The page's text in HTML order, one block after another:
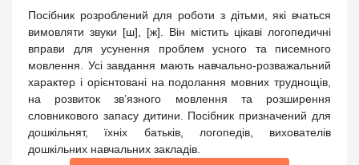
Посібник розроблений для роботи з дітьми, які вчаться
вимовляти звуки [ш], [ж]. Він містить цікаві логопедичні
вправи для усунення проблем усного та писемного
мовлення. Усі завдання мають навчально-розважальний
характер і орієнтовані на подолання мовних труднощів,
на розвиток зв’язного мовлення та розширення
словникового запасу дитини. Посібник призначений для
дошкільнят, їхніх батьків, логопедів, вихователів
дошкільних навчальних закладів.